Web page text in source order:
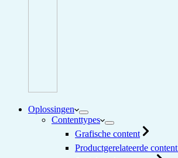
Oplossingen
Contenttypes
Grafische content
Productgerelateerde content